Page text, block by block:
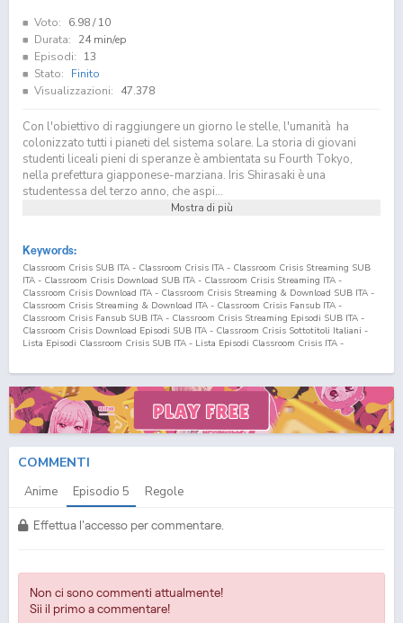
Voto: 6.98/ 10
Durata:
24 min/ep
Episodi:
13
Stato:
Finito
Visualizzazioni:
47.378
Con l'obiettivo di raggiungere un giorno le stelle, l'umanità ha
colonizzato tutti i pianeti del sistema solare. La storia di giovani
studenti liceali pieni di speranze è ambientata su Fourth Tokyo,
nella prefettura giapponese-marziana. Iris Shirasaki è una
studentessa del terzo anno, che aspi...
Mostra di più
Keywords:
Classroom Crisis SUB ITA - Classroom Crisis ITA - Classroom Crisis Streaming SUB
ITA - Classroom Crisis Download SUB ITA - Classroom Crisis Streaming ITA -
Classroom Crisis Download ITA - Classroom Crisis Streaming & Download SUB ITA -
Classroom Crisis Streaming & Download ITA - Classroom Crisis Fansub ITA -
Classroom Crisis Fansub SUB ITA - Classroom Crisis Streaming Episodi SUB ITA -
Classroom Crisis Download Episodi SUB ITA - Classroom Crisis Sottotitoli Italiani -
Lista Episodi Classroom Crisis SUB ITA - Lista Episodi Classroom Crisis ITA -
5ITA Classroom☆Crisis SUB ITA - Classroom☆Crisis ITA - Classroom☆Crisis
Streaming SUB ITA - Classroom☆Crisis Download SUB ITA - Classroom☆Crisis
Streaming ITA - Classroom☆Crisis Download ITA - Classroom☆Crisis Streaming &
Download SUB ITA - Classroom☆Crisis Streaming & Download ITA -
Classroom☆Crisis Streaming Episodi SUB ITA - Classroom☆Crisis Download Episodi
SUB ITA - Classroom☆Crisis Sottotitoli Italiani - Lista Episodi Classroom☆Crisis SUB
Classroom☆Crisis Episodio
ITA - Classroom☆Crisis Streaming Episodio
Classroom☆Crisis Streaming Episodio
SUB ITA - Classroom☆Crisis Download Episodio
COMMENTI
Anime Episodio 5 Regole
Effettua l'accesso per commentare.
Non ci sono commenti attualmente!
Sii il primo a commentare!